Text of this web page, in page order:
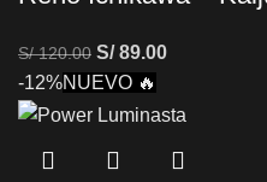
S/120.00 S/89.00
-12%NUEVO 🔥